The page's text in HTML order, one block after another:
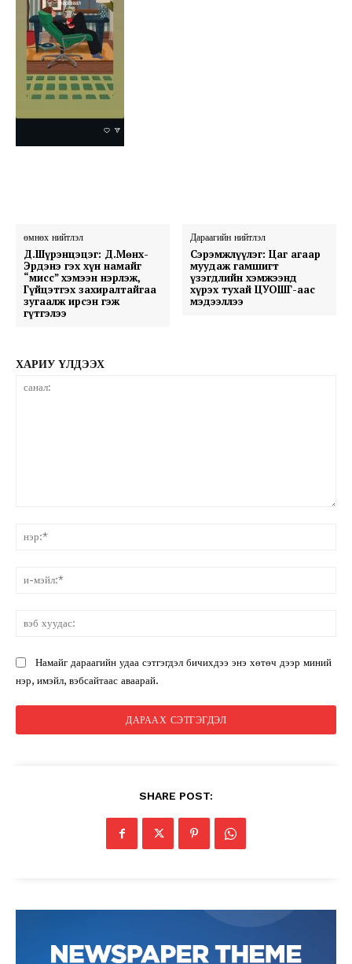
Magazine PRO
өмнөх нийтлэл
Д.Шүрэнцэцэг: Д.Мөнх-
Эрдэнэ гэх хүн намайг
“мисс” хэмээн нэрлэж,
Гүйцэтгэх захиралтайгаа
зугаалж ирсэн гэж
гүтгэлээ
Дараагийн нийтлэл
Сэрэмжлүүлэг: Цаг агаар
муудаж гамшигт
үзэгдлийн хэмжээнд
хүрэх тухай ЦУОШГ-аас
мэдээллээ
ХАРИУ ҮЛДЭЭХ
Намайг дараагийн удаа сэтгэгдэл бичихдээ энэ хөтөч дээр миний
нэр, имэйл, вэбсайтаас аваарай.
SHARE POST: